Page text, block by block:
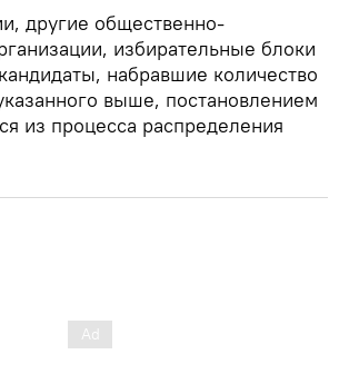
другие общественно-
избирательные блоки
набравшие количество
выше, постановлением
из процесса распределения